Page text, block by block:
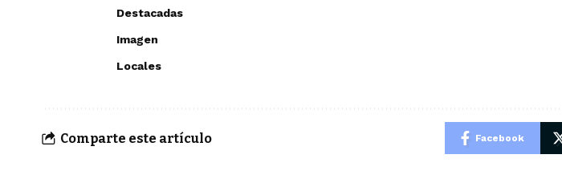
Destacadas
Imagen
Locales
Comparte este artículo Facebook